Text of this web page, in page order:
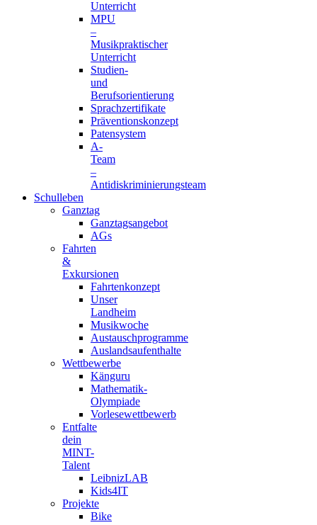
Unterricht
MPU
–
Musikpraktischer
Unterricht
Studien-
und
Berufsorientierung
Sprachzertifikate
Präventionskonzept
Patensystem
A-
Team
–
Antidiskriminierungsteam
Schulleben
Ganztag
Ganztagsangebot
AGs
Fahrten
&
Exkursionen
Fahrtenkonzept
Unser
Landheim
Musikwoche
Austauschprogramme
Auslandsaufenthalte
Wettbewerbe
Känguru
Mathematik-
Olympiade
Vorlesewettbewerb
Entfalte
dein
MINT-
Talent
LeibnizLAB
Kids4IT
Projekte
Bike